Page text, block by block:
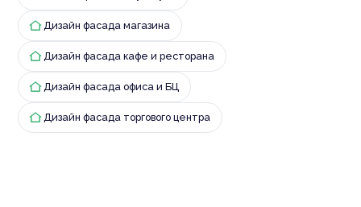
Дизайн фасада магазина
Дизайн фасада кафе и ресторана
Дизайн фасада офиса и БЦ
Дизайн фасада торгового центра